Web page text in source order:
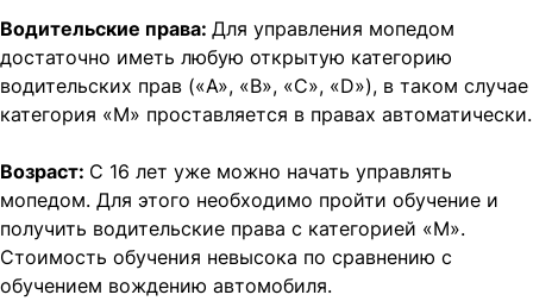
Водительские права: Для управления мопедом
достаточно иметь любую открытую категорию
водительских прав («A», «B», «C», «D»), в таком случае
категория «M» проставляется в правах автоматически.
Возраст: С 16 лет уже можно начать управлять
мопедом. Для этого необходимо пройти обучение и
получить водительские права с категорией «M».
Стоимость обучения невысока по сравнению с
обучением вождению автомобиля.